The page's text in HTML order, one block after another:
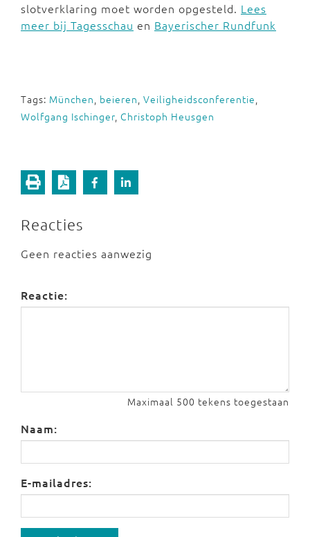
slotverklaring moet worden opgesteld. Lees
meer bij Tagesschau en Bayerischer Rundfunk
Tags: München, beieren, Veiligheidsconferentie,
Wolfgang Ischinger, Christoph Heusgen
Reacties
Geen reacties aanwezig
Reactie:
Maximaal 500 tekens toegestaan
Naam:
E-mailadres: